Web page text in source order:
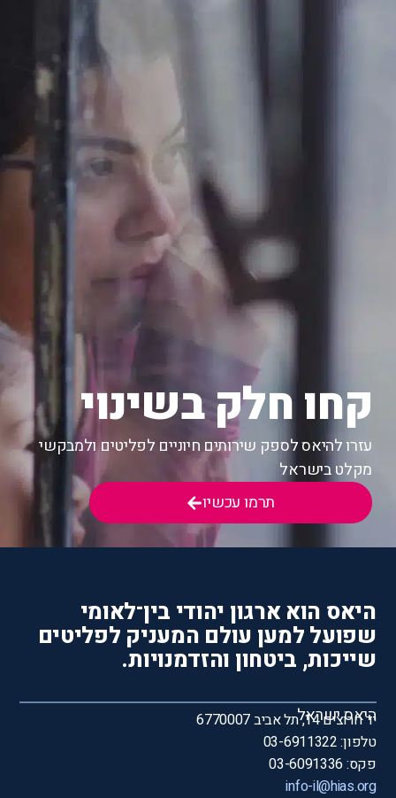
קחו חלק בשינוי
עזרו להיאס לספק שירותים חיוניים לפליטים ולמבקשי
מקלט בישראל
תרמו עכשיו
היאס הוא ארגון יהודי בין־לאומי
שפועל למען עולם המעניק לפליטים
שייכות, ביטחון והזדמנויות.
היאס ישראל
יד חרוצים 14, תל אביב 6770007
טלפון: 03-6911322
פקס: 03-6091336
info-il@hias.org